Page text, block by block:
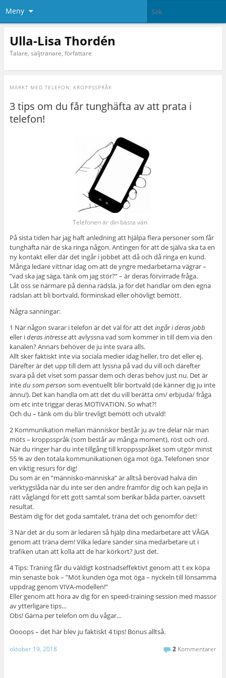
Meny
Ulla-Lisa Thordén
Talare, säljtränare, författare
MÄRKT MED TELEFON; KROPPSSPRÅK
3 tips om du får tunghäfta av att prata i
telefon!
Telefonen är din bästa vän
På sista tiden har jag haft anledning att hjälpa flera personer som får
tunghäfta när de ska ringa någon. Antingen för att de själva ska ta en
ny kontakt eller där det ingår i jobbet att då och då ringa en kund.
Många ledare vittnar idag om att de yngre medarbetarna vägrar –
”vad ska jag säga, tänk om jag stör?” – är deras förvirrade fråga.
Låt oss se närmare på denna rädsla, ja för det handlar om den egna
rädslan att bli bortvald, förminskad eller ohövligt bemött.
Några sanningar:
1 När någon svarar i telefon är det väl för att detingår i deras jobb
eller ideras intresseatt avlyssna vad som kommer in till dem via den
kanalen? Annars behöver de ju inte svara alls.
Allt sker faktiskt inte via sociala medier idag heller, tro det eller ej.
Därefter är det upp till dem att lyssna på vad du vill och därefter
svara på det viset som passar dem och deras behov just nu. Det är
intedu som person som eventuellt blir bortvald (de känner dig ju inte
ännu!). Det kan handla om att det du vill berätta om/ erbjuda/ fråga
om etc inte triggar deras MOTIVATION. So what?!
Och du – tänk om du blir trevligt bemött och utvald!
2 Kommunikation mellan människor består ju av tre delar när man
möts – kroppsspråk (som består av många moment), röst och ord.
När du ringer har du inte tillgång till kroppsspråket som utgör minst
55 % av den totala kommunikationen öga mot öga. Telefonen snor
en viktig resurs för dig!
Du som är en ”människo-människa” är alltså berövad halva din
verktygslåda när du inte ser den andre framför dig och kan pejla in
rätt våglängd för ett gott samtal som berikar båda parter, oavsett
resultat.
Bestäm dig för det goda samtalet, träna det och genomför det!
3 När det är du som är ledaren så hjälp dina medarbetare att VÅGA
genom att träna dem! Vilka ledare sänder sina medarbetare ut i
trafiken utan att kolla att de har körkort? Just det.
4 Tips: Träning får du väldigt kostnadseffektivt genom att t ex köpa
min senaste bok – ”Möt kunden öga mot öga – nyckeln till lönsamma
uppdrag genom VIVA-modellen!”
Eller genom att höra av dig för en speed-training session med massor
av ytterligare tips…
Obs! Gärna per telefon om du vågar…
Oooops – det här blev ju faktiskt 4 tips! Bonus alltså.
oktober 19, 2018 2 Kommentarer